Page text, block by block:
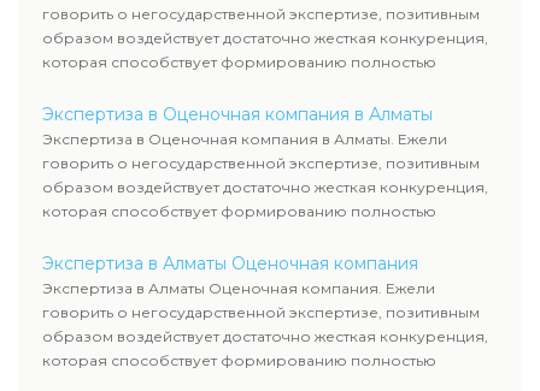
говорить о негосударственной экспертизе, позитивным
образом воздействует достаточно жесткая конкуренция,
которая способствует формированию полностью
Экспертиза в Оценочная компания в Алматы
Экспертиза в Оценочная компания в Алматы. Ежели
говорить о негосударственной экспертизе, позитивным
образом воздействует достаточно жесткая конкуренция,
которая способствует формированию полностью
Экспертиза в Алматы Оценочная компания
Экспертиза в Алматы Оценочная компания. Ежели
говорить о негосударственной экспертизе, позитивным
образом воздействует достаточно жесткая конкуренция,
которая способствует формированию полностью